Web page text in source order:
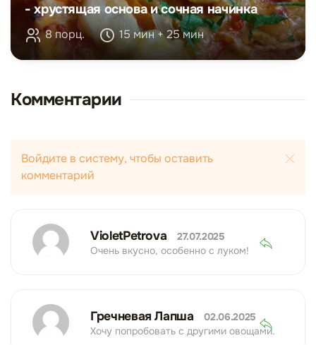
- хрустящая основа и сочная начинка
8 порц. 15 мин + 25 мин
Комментарии
Войдите в систему, чтобы оставить
комментарий
VioletPetrova
27.07.2025
Очень вкусно, особенно с луком!
Гречневая Лапша
02.06.2025
Хочу попробовать с другими овощами.